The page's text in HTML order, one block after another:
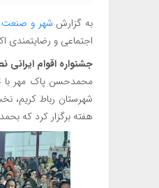
به گزارش شهر و صنعت
اجتماعی و رضایتمندی
جشنواره اقوام
محمدحسن پاک مهر با
هفته برگزار کرد که